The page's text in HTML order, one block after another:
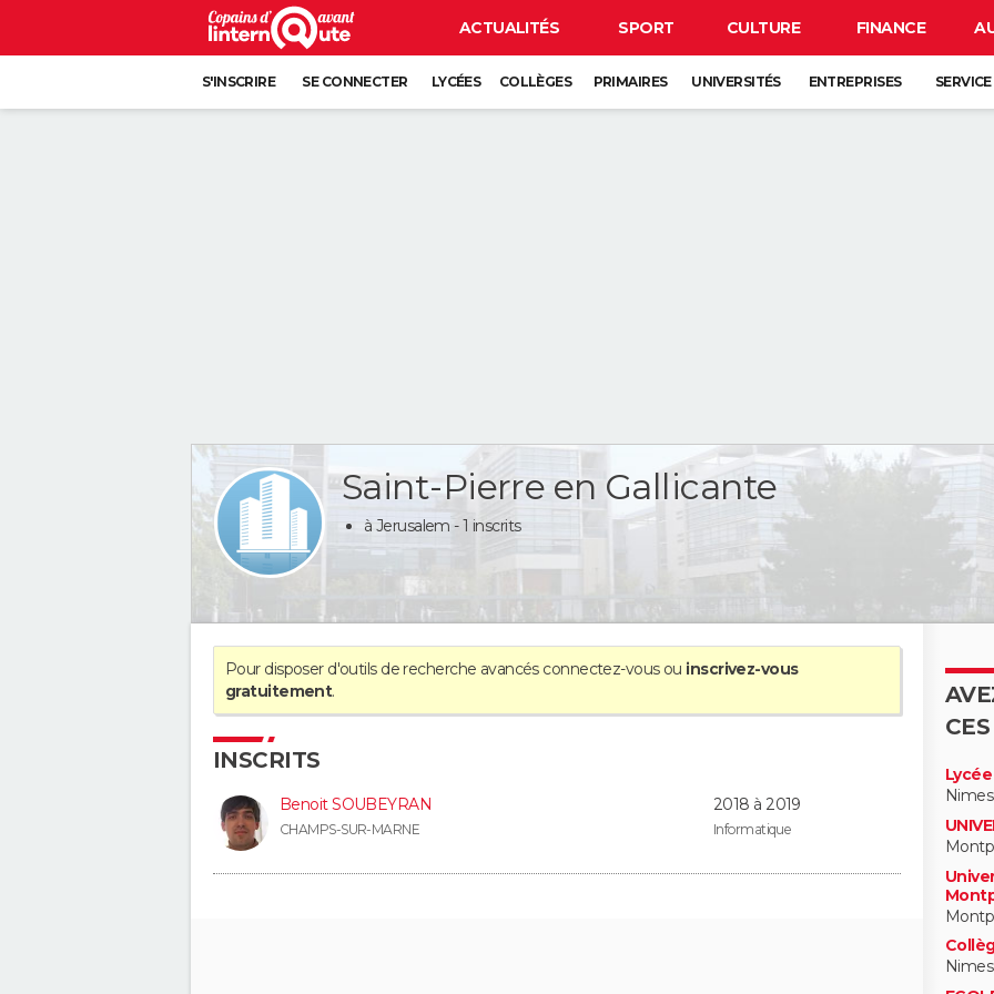
ACTUALITÉS SPORT CULTURE FINANCE
S'INSCRIRE SE CONNECTER LYCÉES COLLÈGES PRIMAIRES UNIVERSITÉS ENTREPRISES
Saint-Pierre en Gallicante
à Jerusalem - 1 inscrits
Pour disposer d'outils de recherche avancés connectez-vousou inscrivez-vous
gratuitement.
INSCRITS
Benoit SOUBEYRAN
CHAMPS-SUR-MARNE
2018 à 2019
Informatique
Nimes
Nimes